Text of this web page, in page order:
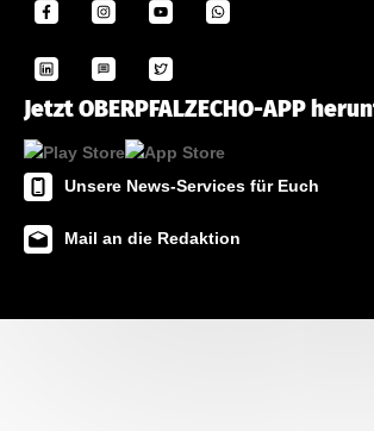
Jetzt OBERPFALZECHO-APP
Unsere News-Services für Euch
Mail an die Redaktion